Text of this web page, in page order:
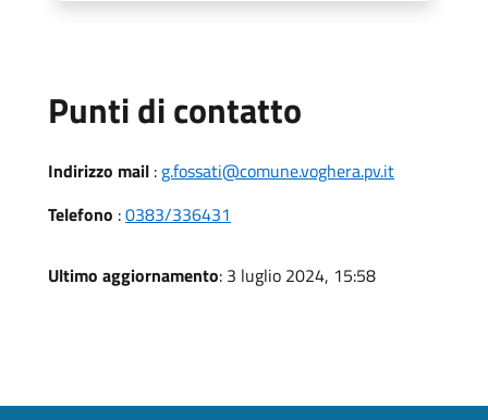
Punti di contatto
Indirizzo mail : g.fossati@comune.voghera.pv.it
Telefono :0383/336431
Ultimo aggiornamento: 3 luglio 2024, 15:58